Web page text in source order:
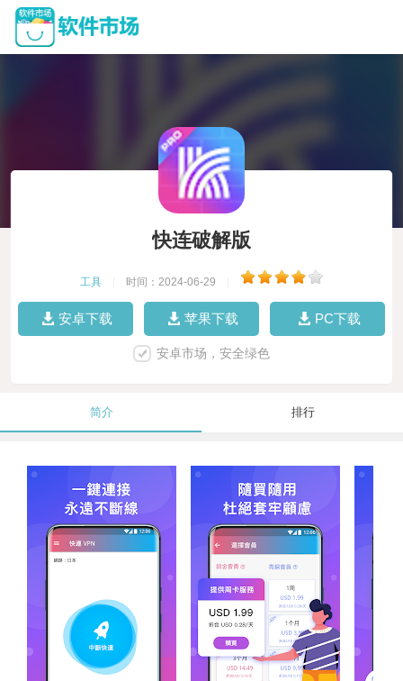
快连破解版
工具 时间：2024-06-29
安卓下载 苹果下载 PC下载
安卓市场，安全绿色
简介 排行